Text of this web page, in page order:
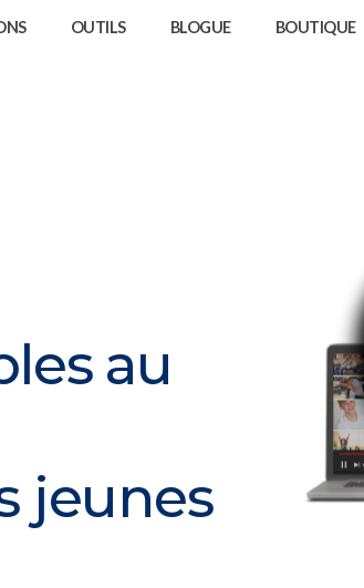
OUTILS BLOGUE BOUTIQUE
au
jeunes